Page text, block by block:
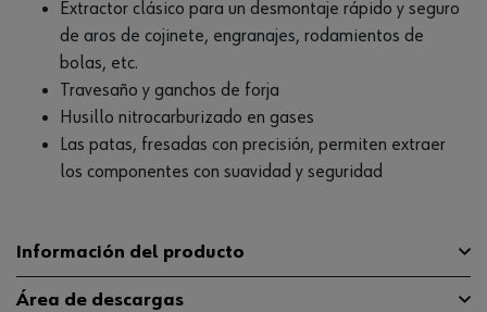
Extractor clásico para un desmontaje rápido y seguro
de aros de cojinete, engranajes, rodamientos de
bolas, etc.
Travesaño y ganchos de forja
Husillo nitrocarburizado en gases
Las patas, fresadas con precisión, permiten extraer
los componentes con suavidad y seguridad
Información del producto
Área de descargas